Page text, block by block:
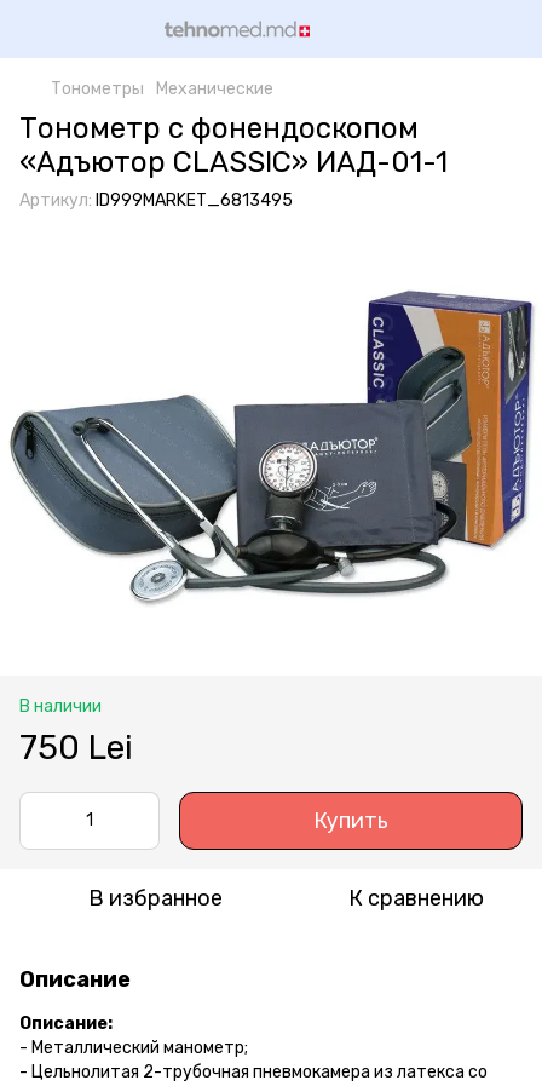
Тонометры Механические
Тонометр с фонендоскопом
«Адъютор CLASSIC» ИАД-01-1
Артикул: ID999MARKET_6813495
В наличии
750 Lei
Купить
В избранное К сравнению
Описание
Описание:
- Металлический манометр;
- Цельнолитая 2-трубочная пневмокамера из латекса со